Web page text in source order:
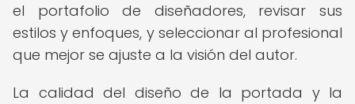
el portafolio de diseñadores, revisar sus
estilos y enfoques, y seleccionar al profesional
que mejor se ajuste a la visión del autor.
La calidad del diseño de la portada y la